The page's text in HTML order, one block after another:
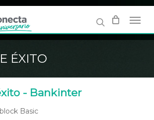
ÉXITO
- Bankinter
Basic